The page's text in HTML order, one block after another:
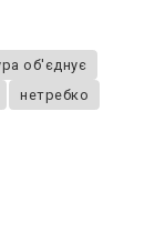
об'єднує
нетребко